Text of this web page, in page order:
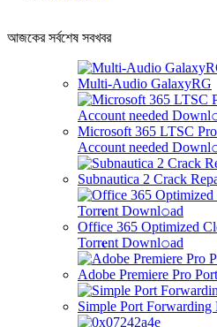
আজকের সর্বশেষ সবখবর
Multi-Audio GalaxyRG
Microsoft 365 LTSC
Account needed
Subnautica 2 Crack
Office 365 Optimized
Torr𝐞nt Downl𝚘аd
Adobe Premiere Pro
Simple Port Forwarding